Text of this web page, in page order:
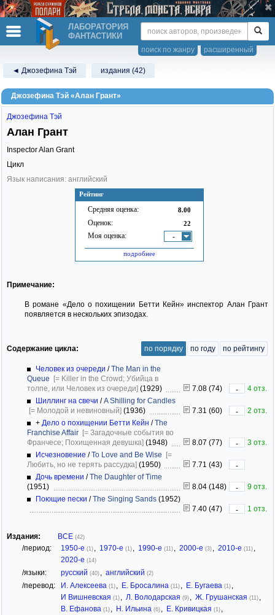
ЛАБОРАТОРИЯ
ФАНТАСТИКИ
расширенный
поиск по жанру
◄ Джозефина Тэй издания (42)
Джозефина Тэй «Алан Грант»
Рейтинг
Средняя оценка: 8.00
Оценок: 22
Моя оценка: -
подробнее
Джозефина Тэй
Алан Грант
Inspector Alan Grant
Цикл
Язык написания: английский
Примечание:
В романе «Дело о похищении Бетти Кейн» инспектор Алан Грант
появляется в нескольких эпизодах.
Содержание цикла: по порядку по году по рейтингу
Человек из очереди /The Man in the
Queue [= Killer in the Crowd; Убийца в
толпе, или Человек из очереди] (1929) 7.08 (74) -
4 отз.
Шиллинг на свечи /A Shilling for Candles
[= Молодой и невиновный] (1936) 7.31 (60) -
2 отз.
+ Дело о похищении Бетти Кейн /The
Franchise Affair [= Загадочные события во
Франчесе; Похищенная девушка] (1948) 8.07 (77) -
3 отз.
Исчезновение /To Love and Be Wise [=
Любить, но не терять рассудка] (1950) 7.71 (43)
-
Дочь времени /The Daughter of Time
(1951)
8.04 (148) -
9 отз.
Поющие пески /The Singing Sands (1952)
7.40 (47)
- 1 отз.
Издания: ВСЕ (42)
/период: 1950-е (1) 1970-е (1) 1990-е (11) 2000-е (3) 2010-е (11)
2020-е (14)
/языки: русский (40) английский (2)
/перевод: И. Алексеева (1) Е. Бросалина (11) Е. Бугаева (1)
И Вишневская (1) Л. Володарская (9) Ж. Грушанская (11)
В. Ефанова (1) Н. Ильина (6) Е. Кривицкая (1)